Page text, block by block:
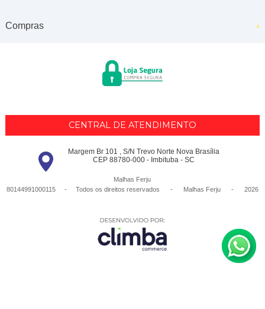
Compras
CENTRAL DE ATENDIMENTO
Margem Br 101 , S/N Trevo Norte Nova Brasília
CEP 88780-000 - Imbituba - SC
Malhas Ferju
80144991000115 - Todos os direitos reservados
- Malhas Ferju - 2026